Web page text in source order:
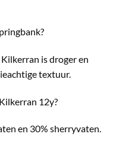
is droger en
textuur.
12y?
en 30% sherryvaten.